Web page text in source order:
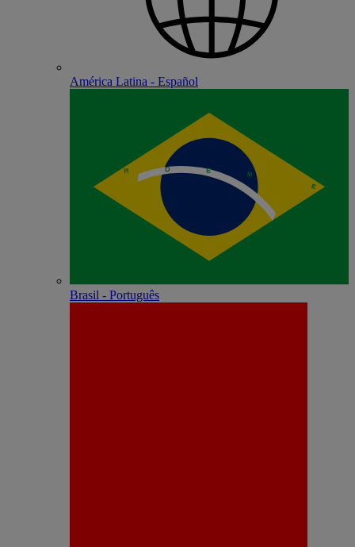
América Latina - Español
Brasil - Português